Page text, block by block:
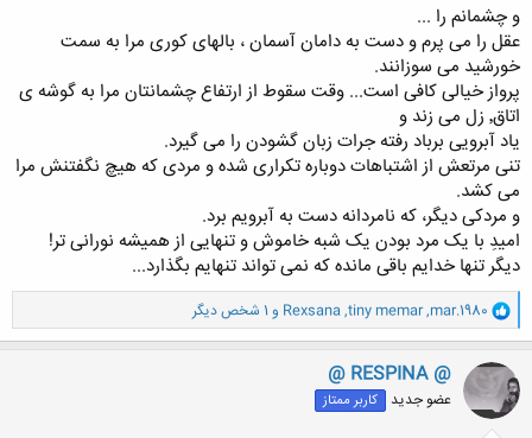
و چشمانم را ...
عقل را می پرم و دست به دامان آسمان ، بالهای کوری مرا به سمت
خورشید می سوزانند.
پرواز خیالی کافی است... وقت سقوط از ارتفاع چشمانتان مرا به گوشه ی
اتاق٬ زل می زند و
یاد آبرویی برباد رفته جرات زبان گشودن را می گیرد.
تنی مرتعش از اشتباهات دوباره تکراری شده و مردی که هیچ نگفتنش مرا
می کشد.
و مردکی دیگر، که نامردانه دست به آبرویم برد.
امیدِ با یک مرد بودن یک شبه خاموش و تنهایی از همیشه نورانی تر!
دیگر تنها خدایم باقی مانده که نمی تواند تنهایم بگذارد...
و
ا
ک
ن
ش
ه
ا
mar.1980
,
tiny memar
,
Rexsana و 1 شخص دیگر
@ RESPINA @
عضو جدید کاربر ممتاز